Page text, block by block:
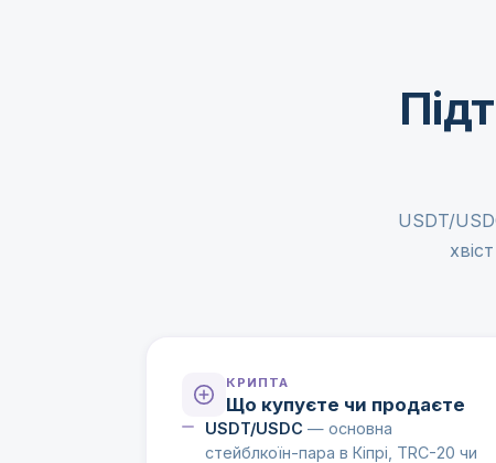
USDT/
КРИПТА
Що купуєте чи продаєте
USDT/USDC — основна
стейблкоїн-пара в Кіпрі, TRC-20 чи